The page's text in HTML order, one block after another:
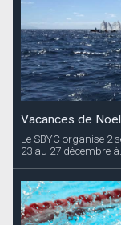
Vacances de
Le SBYC organise 2
23 au 27 décembre à...